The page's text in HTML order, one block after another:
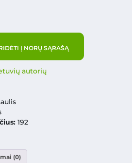
Į NORŲ SĄRAŠĄ
autorių
192
(0)